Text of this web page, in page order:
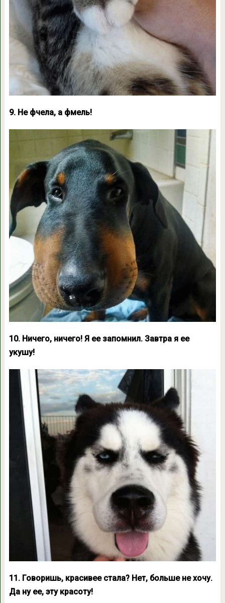
9. Не фчела, а фмель!
10. Ничего, ничего! Я ее запомнил. Завтра я ее
укушу!
11. Говоришь, красивее стала? Нет, больше не хочу.
Да ну ее, эту красоту!